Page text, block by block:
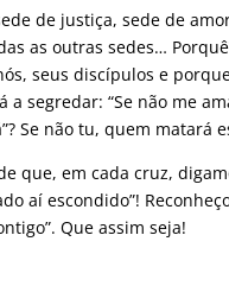
de justiça, sede de
as outras sedes…
seus discípulos e
a segredar: “Se não me
Se não tu, quem matará
que, em cada cruz,
aí escondido”!
Que assim seja!